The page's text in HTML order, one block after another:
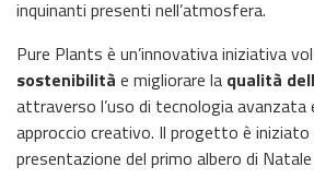
inquinanti presenti nell’atmosfera.
Pure Plants è un’innovativa iniziativa
sostenibilità e migliorare la qualità
attraverso l’uso di tecnologia avanzata
approccio creativo. Il progetto è
presentazione del primo albero di